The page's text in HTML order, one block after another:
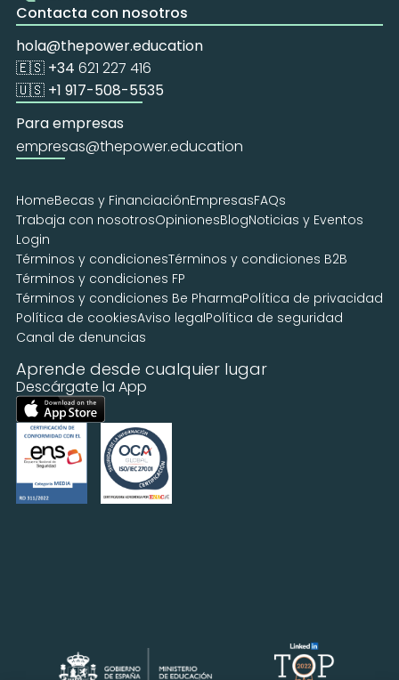
Contacta con nosotros
hola@thepower.education
🇪🇸 +34 621 227 416
🇺🇸 +1 917-508-5535
Para empresas
empresas@thepower.education
HomeBecas y FinanciaciónEmpresasFAQs
Trabaja con nosotrosOpinionesBlogNoticias y Eventos
Login
Términos y condicionesTérminos y condiciones B2B
Términos y condiciones FP
Términos y condiciones Be PharmaPolítica de privacidad
Política de cookiesAviso legalPolítica de seguridad
Canal de denuncias
Aprende desde cualquier lugar
Descárgate la App